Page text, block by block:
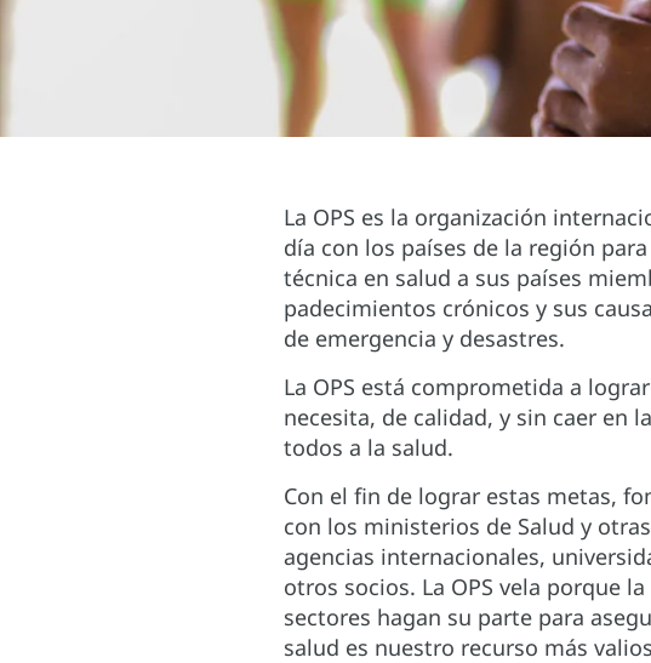
La OPS es la organización
día con los países de la región
técnica en salud a sus países
padecimientos crónicos y sus
de emergencia y desastres.
La OPS está comprometida a
necesita, de calidad, y sin caer en
todos a la salud.
Con el fin de lograr estas metas,
con los ministerios de Salud y
agencias internacionales,
otros socios. La OPS vela porque
sectores hagan su parte para
salud es nuestro recurso más